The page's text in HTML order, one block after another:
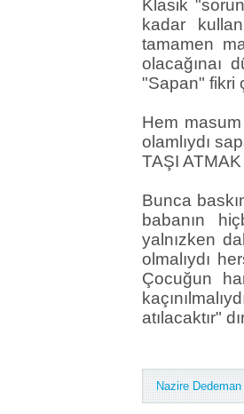
Klasik
kadar
tamamen
olacağınaı
"Sapan" fikri
Hem masum
olamlıydı
TAŞI
Bunca
babanın
yalnızken
olmalıydı
Çocuğun
atılacaktır"
Nazire